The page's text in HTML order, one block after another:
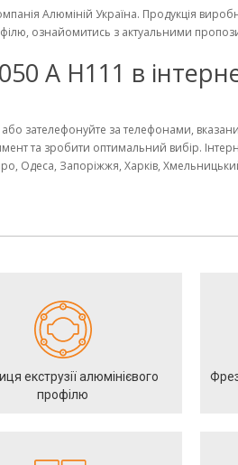
Алюміній Україна. Продукція
ознайомитись з актуальними
А Н111 в
зателефонуйте за телефонами,
та зробити оптимальний вибір.
Одеса, Запоріжжя, Харків,
екструзії алюмінієвого
профілю